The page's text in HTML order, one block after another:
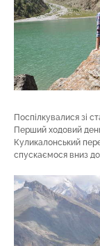
Поспілкувалися зі
Перший ходовий
Куликалонський
спускаємося вниз